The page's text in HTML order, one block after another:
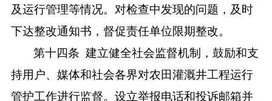
及运行管理等情况。对检查中发现的问题，及时
下达整改通知书，督促责任单位限期整改。
第十四条 建立健全社会监督机制，鼓励和支
持用户、媒体和社会各界对农田灌溉井工程运行
管护工作进行监督。设立举报电话和投诉邮箱并